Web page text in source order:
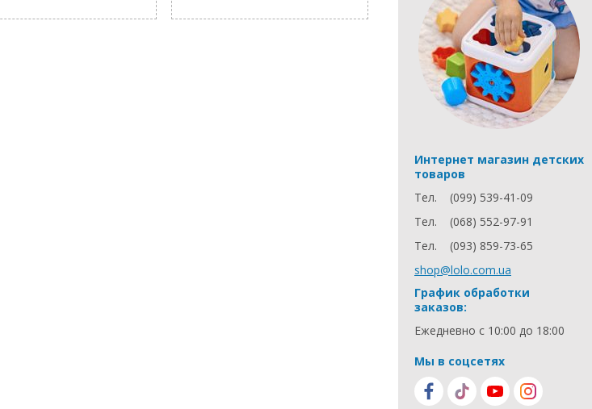
Интернет магазин детских
товаров
Тел.
(099) 539-41-09
Тел.
(068) 552-97-91
Тел.
(093) 859-73-65
shop@lolo.com.ua
График обработки
заказов:
Ежедневно с 10:00 до 18:00
Мы в соцсетях